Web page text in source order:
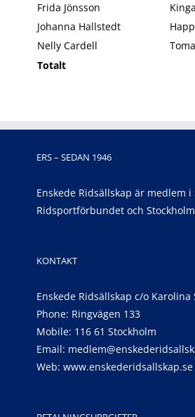
​Frida Jönsson
Kinga
Johanna Hallstedt
Nelly Cardell
Totalt
ERS – SEDAN 1946
Enskede Ridsällskap är medlem i
Ridsportförbundet och
KONTAKT
Enskede Ridsällskap c/o Karolina
Phone: Ringvägen 133
Mobile: 116 61 Stockholm
Email:
Web: www.enskederidsallskap.se